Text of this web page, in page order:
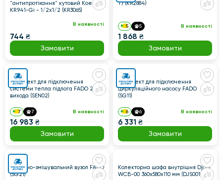
"антипротікання" кутовий Koer
KR.941-Gi - 1/2x1/2 (KR3065)
В наявності
744 ₴
Замовити
T) (KR2884)
5 5 В наявності
1 868 ₴
Замовити
Комплект для підключення
системи тепла підлога FADO 2
вихода (SEN02)
7 7 В наявності
16 983 ₴
Замовити
Комплект для підключення
циркуляційного насосу FADO
(SG11)
6 6 В наявності
6 331 ₴
Замовити
Насосно-змішувальний вузол FADO
(SG21)
Колекторна шафа внутрішня Djoul
WCB-00 360x580x110 мм (DJS00100)